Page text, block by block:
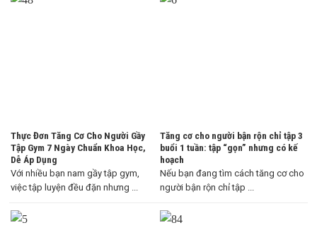
Thực Đơn Tăng Cơ Cho Người Gầy
Tập Gym 7 Ngày Chuẩn Khoa Học,
Dễ Áp Dụng
Với nhiều bạn nam gầy tập gym,
việc tập luyện đều đặn nhưng ...
Tăng cơ cho người bận rộn chỉ tập 3
buổi 1 tuần: tập “gọn” nhưng có kế
hoạch
Nếu bạn đang tìm cách tăng cơ cho
người bận rộn chỉ tập ...